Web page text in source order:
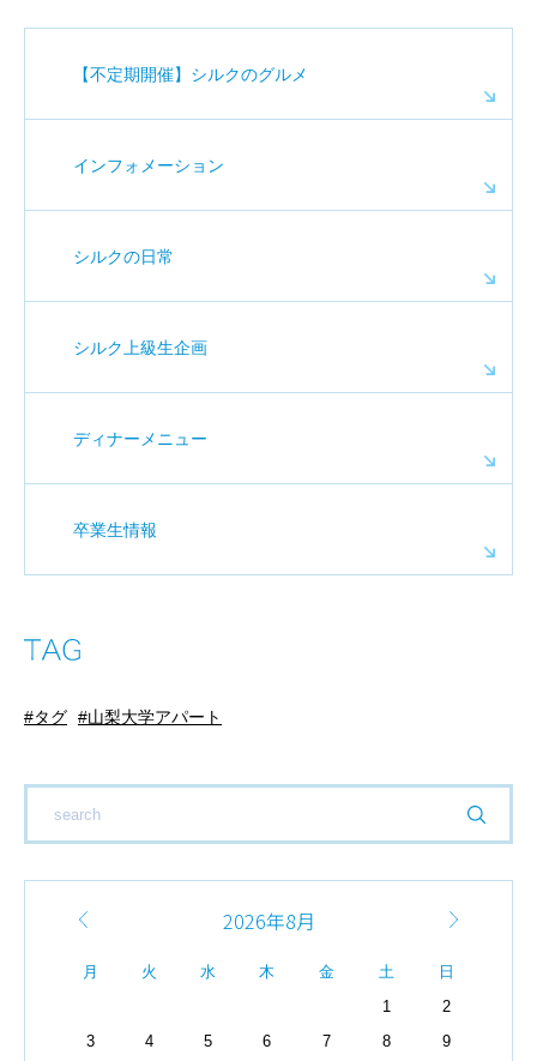
【不定期開催】シルクのグルメ
インフォメーション
シルクの日常
シルク上級生企画
ディナーメニュー
卒業生情報
タグ 山梨大学アパート
2026年8月
月 火 水 木 金 土
日
1
2
3
4 5 6 7 8
9